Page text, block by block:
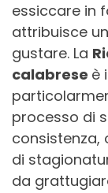
essiccare in
attribuisce
gustare. La R
calabrese è
processo di
di
da